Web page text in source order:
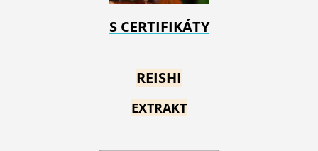
S CERTIFIKÁTY
REISHI
EXTRAKT